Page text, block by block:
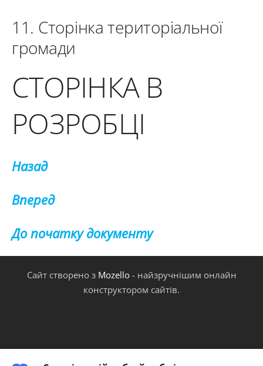
11. Сторінка територіальної
громади
СТОРІНКА В
РОЗРОБЦІ
Назад
Вперед
До початку документу
Сайт створено з Mozello- найзручнішим онлайн
конструктором сайтів.